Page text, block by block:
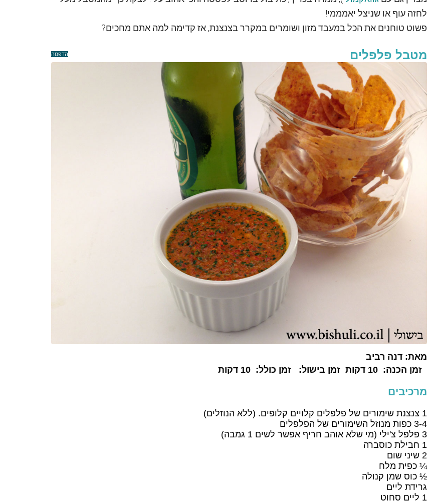
לחזה עוף או שניצל יאמממי!
פשוט טוחנים את הכל במעבד מזון ושומרים במקרר בצנצנת, אז קדימה למה אתם מחכים?
הדפסה מטבל פלפלים
מאת: דנה רביב
זמן הכנה: 10 דקות זמן בישול: זמן כולל: 10 דקות
מרכיבים
1 צנצנת שימורים של פלפלים קלויים קלופים. (ללא הנוזלים)
3-4 כפות מנוזל השימורים של הפלפלים
3 פלפל צ'ילי (מי שלא אוהב חריף אפשר לשים 1 גמבה)
1 חבילת כוסברה
2 שיני שום
¼ כפית מלח
½ כוס שמן קנולה
גרידת ליים
1 ליים סחוט